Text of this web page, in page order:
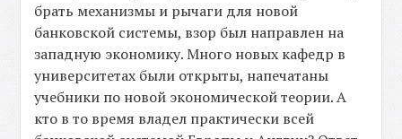
брать механизмы и рычаги для новой
банковской системы, взор был направлен на
западную экономику. Много новых кафедр в
университетах были открыты, напечатаны
учебники по новой экономической теории. А
кто в то время владел практически всей